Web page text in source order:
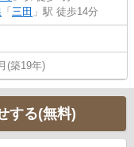
「 三田 」駅 徒歩14分
(築19年)
する(無料)